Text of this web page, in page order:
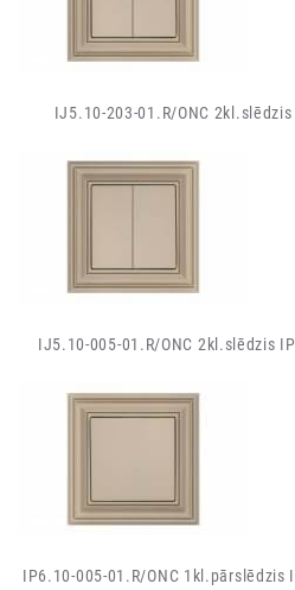
IJ5.10-203-01.R/ONC
IJ5.10-005-01.R/ONC 2kl.slēdzis
IP6.10-005-01.R/ONC 1kl.pārslēdzis